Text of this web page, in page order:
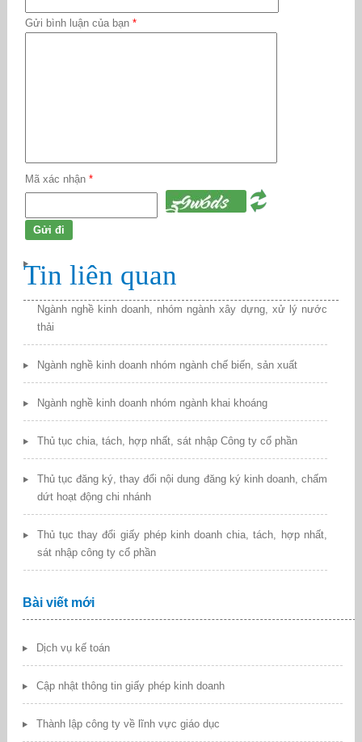
Gửi bình luận của bạn *
Mã xác nhận *
Tin liên quan
Ngành nghề kinh doanh, nhóm ngành xây dựng, xử lý nước
thải
Ngành nghề kinh doanh nhóm ngành chế biến, sản xuất
Ngành nghề kinh doanh nhóm ngành khai khoáng
Thủ tục chia, tách, hợp nhất, sát nhập Công ty cổ phần
Thủ tục đăng ký, thay đổi nội dung đăng ký kinh doanh, chấm
dứt hoạt động chi nhánh
Thủ tục thay đổi giấy phép kinh doanh chia, tách, hợp nhất,
sát nhập công ty cổ phần
Bài viết mới
Dịch vụ kế toán
Cập nhật thông tin giấy phép kinh doanh
Thành lập công ty về lĩnh vực giáo dục